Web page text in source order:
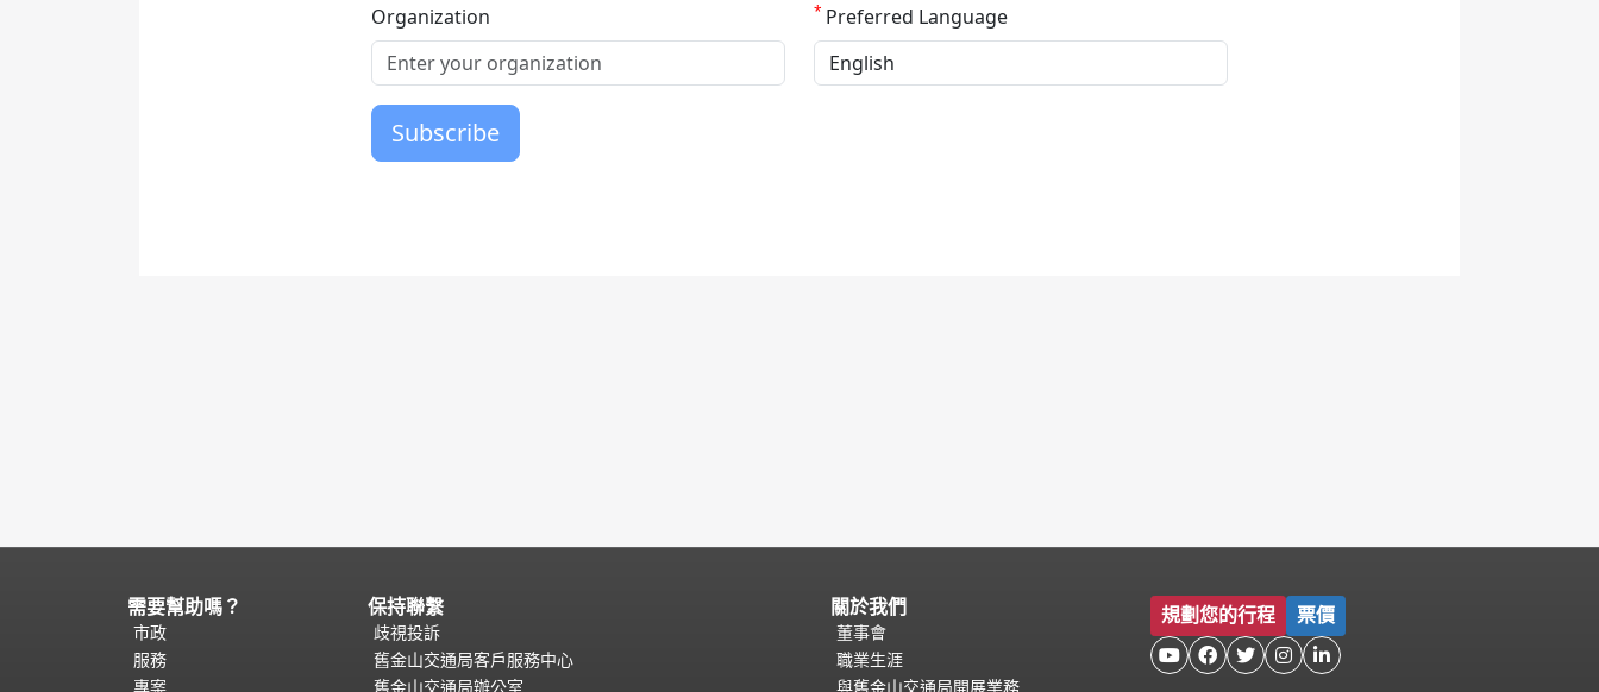
頁
面
內
容
需要幫助嗎？
市政
服務
專案
保持聯繫
歧視投訴
舊金山交通局客戶服務中心
舊金山交通局辦公室
關於我們
董事會
職業生涯
與舊金山交通局開展業務
規劃您的行程 票價
    